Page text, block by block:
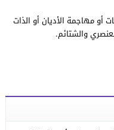
أو مهاجمة الأديان أو الذات
والشتائم.